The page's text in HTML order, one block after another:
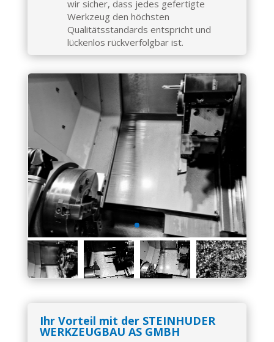
wir sicher, dass jedes gefertigte
Werkzeug den höchsten
Qualitätsstandards entspricht und
lückenlos rückverfolgbar ist.
Ihr Vorteil mit der STEINHUDER
WERKZEUGBAU AS GMBH